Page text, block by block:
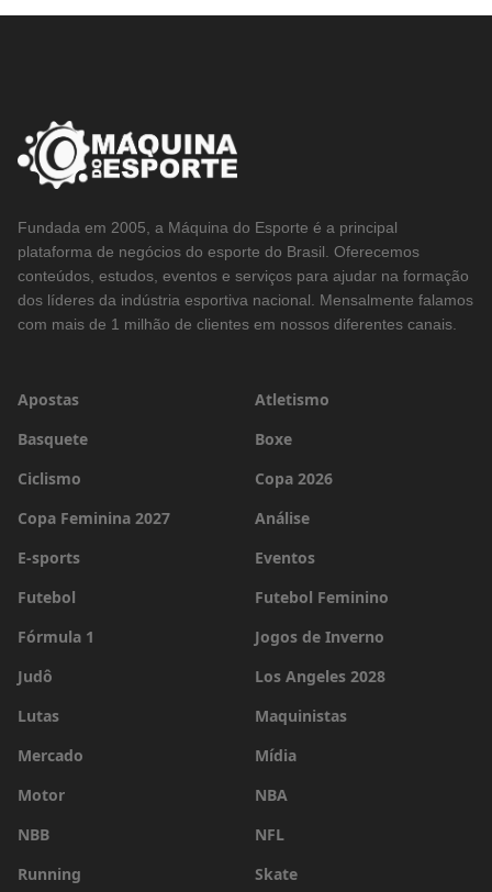
Fundada em 2005, a Máquina do Esporte é a principal
plataforma de negócios do esporte do Brasil. Oferecemos
conteúdos, estudos, eventos e serviços para ajudar na formação
dos líderes da indústria esportiva nacional. Mensalmente falamos
com mais de 1 milhão de clientes em nossos diferentes canais.
Apostas
Atletismo
Basquete
Boxe
Ciclismo
Copa 2026
Copa Feminina 2027
Análise
E-sports
Eventos
Futebol
Futebol Feminino
Fórmula 1
Jogos de Inverno
Judô
Los Angeles 2028
Lutas
Maquinistas
Mercado
Mídia
Motor
NBA
NBB
NFL
Running
Skate